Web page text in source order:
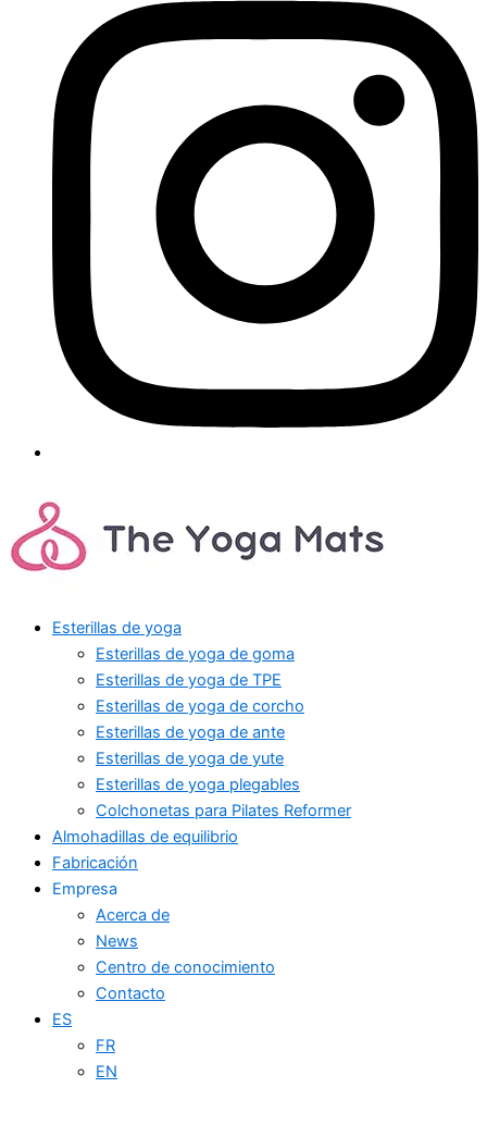
Esterillas de yoga
Esterillas de yoga de goma
Esterillas de yoga de TPE
Esterillas de yoga de corcho
Esterillas de yoga de ante
Esterillas de yoga de yute
Esterillas de yoga plegables
Colchonetas para Pilates Reformer
Almohadillas de equilibrio
Fabricación
Empresa
Acerca de
News
Centro de conocimiento
Contacto
ES
FR
EN